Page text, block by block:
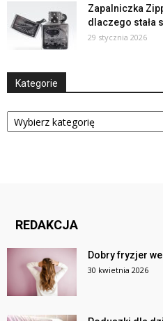
Zapalniczka
dlaczego stała
29 stycznia 2026
Kategorie
Kategorie
REDAKCJA
Dobry fryzjer
30 kwietnia 2026